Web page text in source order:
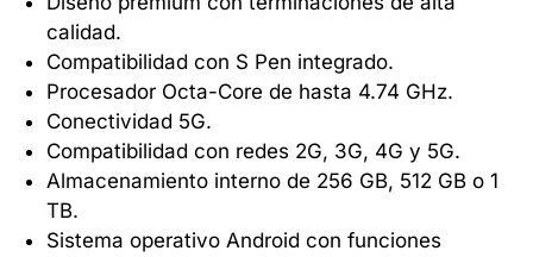
calidad.
Compatibilidad con S Pen integrado.
Procesador Octa-Core de hasta 4.74 GHz.
Conectividad 5G.
Compatibilidad con redes 2G, 3G, 4G y 5G.
Almacenamiento interno de 256 GB, 512 GB o 1
TB.
Sistema operativo Android con funciones